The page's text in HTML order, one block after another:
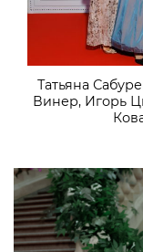
Татьяна
Винер, Игорь